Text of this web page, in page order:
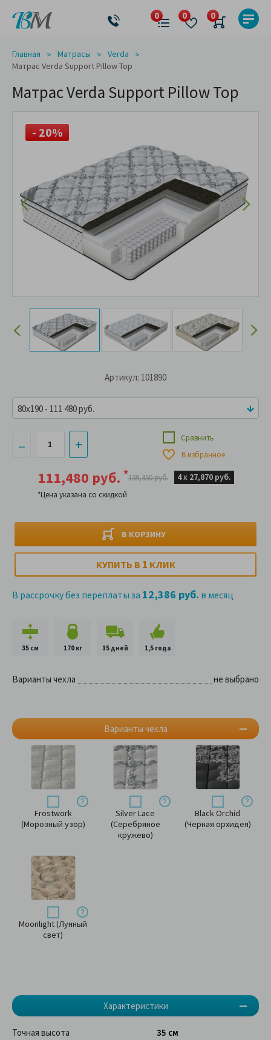
Главная Матрасы
Verda
Матрас Verda Support Pillow Top
Матрас Verda Support Pillow Top
- 20%
Артикул: 101890
111,480 руб. *
*Цена указана со скидкой
139,350 руб. 4 х 27,870 руб.
В КОРЗИНУ
Сравнить
В избранное
КУПИТЬ В 1 КЛИК
В рассрочку без переплаты за 12,386 руб. в месяц
80x190 - 111 480 руб.
35 см 170 кг 15 дней 1,5 года
Варианты чехла не выбрано
Варианты чехла
Frostwork
(Морозный узор)
Silver Lace
(Серебряное
кружево)
Black Orchid
(Черная орхидея)
Moonlight (Лунный
свет)
Характеристики
Точная высота
35 см